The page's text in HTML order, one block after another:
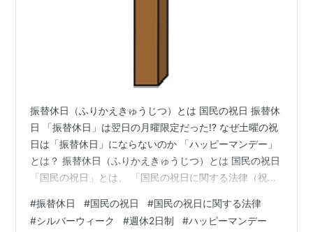
秋分の日
体育の日（2000年以降、期日固定から曜日固定に変
更）
文化の日
勤労感謝の日
天皇誕生日（1989年に期日変更）
振替休日（ふりかえきゅうじつ）とは 国民の祝日 振替休
日 「振替休日」は翌日の月曜限定だった⁉ なぜ土曜の祝
日は「振替休日」にならないのか 「ハッピーマンデー」
とは？ 振替休日（ふりかえきゅうじつ）とは 国民の祝日
「国民の祝日」とは、 「国民の祝日に関する法律（祝日
又は記念する日｣ です。 www.linderabell.com 振替休日
いわゆる「振替休日」は、 「国民の祝日に関する法律」
#振替休日 #国民の祝日 #国民の祝日に関する法律
#シルバーウィーク #週休2日制 #ハッピーマンデー